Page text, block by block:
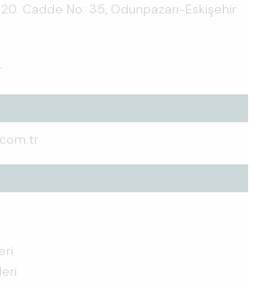
20. Cadde No: 35, Odunpazarı-Eskişehir